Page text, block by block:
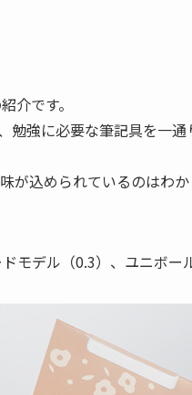
介です。
勉強に必要な筆記具を一
が込められているのはわ
モデル（0.3）、ユニボー